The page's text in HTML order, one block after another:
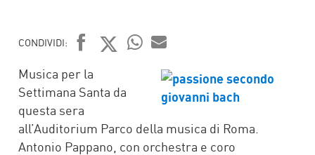
CONDIVIDI:
FACEBOOK
TWITTER
WHATSAPP
MAIL
Musica per la
Settimana Santa da
questa sera
all’Auditorium Parco della musica di Roma.
Antonio Pappano, con orchestra e coro